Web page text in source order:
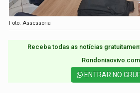
Foto: Assessoria
Receba todas as notícias
ENTRAR NO